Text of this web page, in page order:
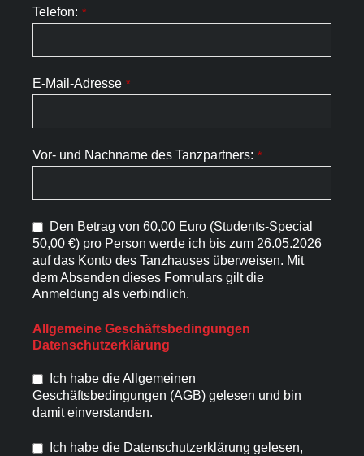
Telefon: *
E-Mail-Adresse *
Vor- und Nachname des Tanzpartners: *
Den Betrag von 60,00 Euro (Students-Special
50,00 €) pro Person werde ich bis zum 26.05.2026
auf das Konto des Tanzhauses überweisen. Mit
dem Absenden dieses Formulars gilt die
Anmeldung als verbindlich.
Allgemeine Geschäftsbedingungen
Datenschutzerklärung
Ich habe die Allgemeinen
Geschäftsbedingungen (AGB) gelesen und bin
damit einverstanden.
Ich habe die Datenschutzerklärung gelesen,